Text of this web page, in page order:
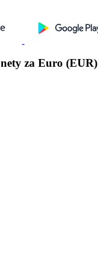
za Euro (EUR)